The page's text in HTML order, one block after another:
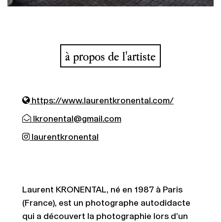
à propos de l'artiste
https://www.laurentkronental.com/
lkronental@gmail.com
laurentkronental
Laurent KRONENTAL, né en 1987 à Paris
(France), est un photographe autodidacte
qui a découvert la photographie lors d’un